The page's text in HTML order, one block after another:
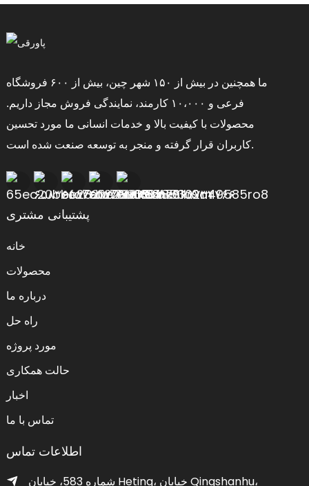
ما همچنین در بیش از ۱۵۰ شهر چین، بیش از ۶۰۰ فروشگاه
فرعی و ۱۰،۰۰۰ کارمند، نمایندگی فروش مجاز داریم.
محصولات با کیفیت بالا و خدمات انسانی ما مورد تحسین
کاربران قرار گرفته و منجر به توسعه صنعت شده است.
پشتیبانی مشتری
خانه
محصولات
درباره ما
راه حل
مورد پروژه
حالت همکاری
اخبار
تماس با ما
اطلاعات تماس
شماره 583، خیابان Heting، خیابان Qingshanhu،